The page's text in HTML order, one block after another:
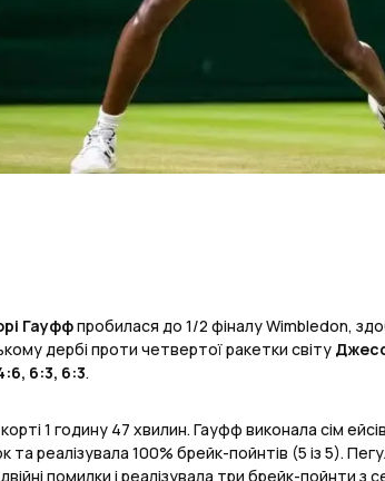
Гауффпробилася до 1/2 фіналу Wimbledon,
дербі проти четвертої ракетки світу
6:3, 6:3.
1 годину 47 хвилин. Гауфф виконала сім
реалізувала 100% брейк-пойнтів (5 із 5).
помилки і реалізувала три брейк-пойнти з